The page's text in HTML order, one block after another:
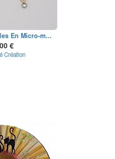
En Micro-m...
€
Création